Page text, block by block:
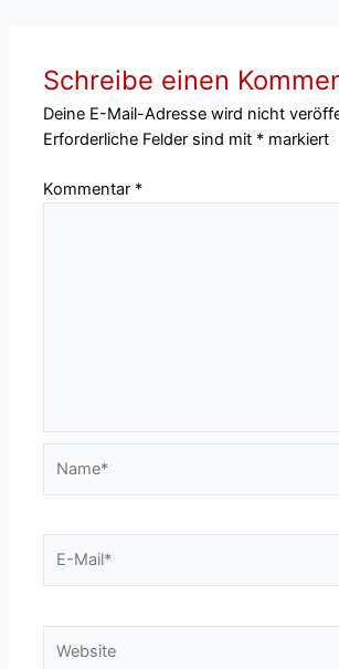
Schreibe einen
Deine E-Mail-Adresse wird nicht
Erforderliche Felder sind mit * markiert
Kommentar *
Mail*